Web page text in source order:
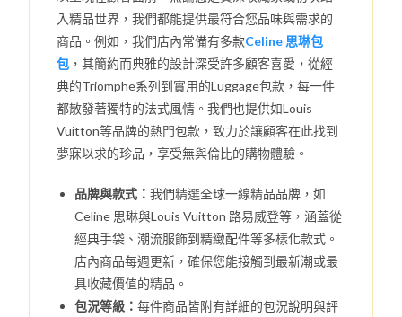
入精品世界，我們都能提供最符合您品味與需求的
商品。例如，我們店內常備有多款Celine 思琳包
包 ，其簡約而典雅的設計深受許多顧客喜愛，從經
典的Triomphe系列到實用的Luggage包款，每一件
都散發著獨特的法式風情。我們也提供如Louis
Vuitton等品牌的熱門包款，致力於讓顧客在此找到
夢寐以求的珍品，享受無與倫比的購物體驗。
品牌與款式：我們精選全球一線精品品牌，如
Celine 思琳與Louis Vuitton 路易威登等，涵蓋從
經典手袋、潮流服飾到精緻配件等多樣化款式。
店內商品每週更新，確保您能接觸到最新潮或最
具收藏價值的精品。
包況等級：每件商品皆附有詳細的包況說明與評